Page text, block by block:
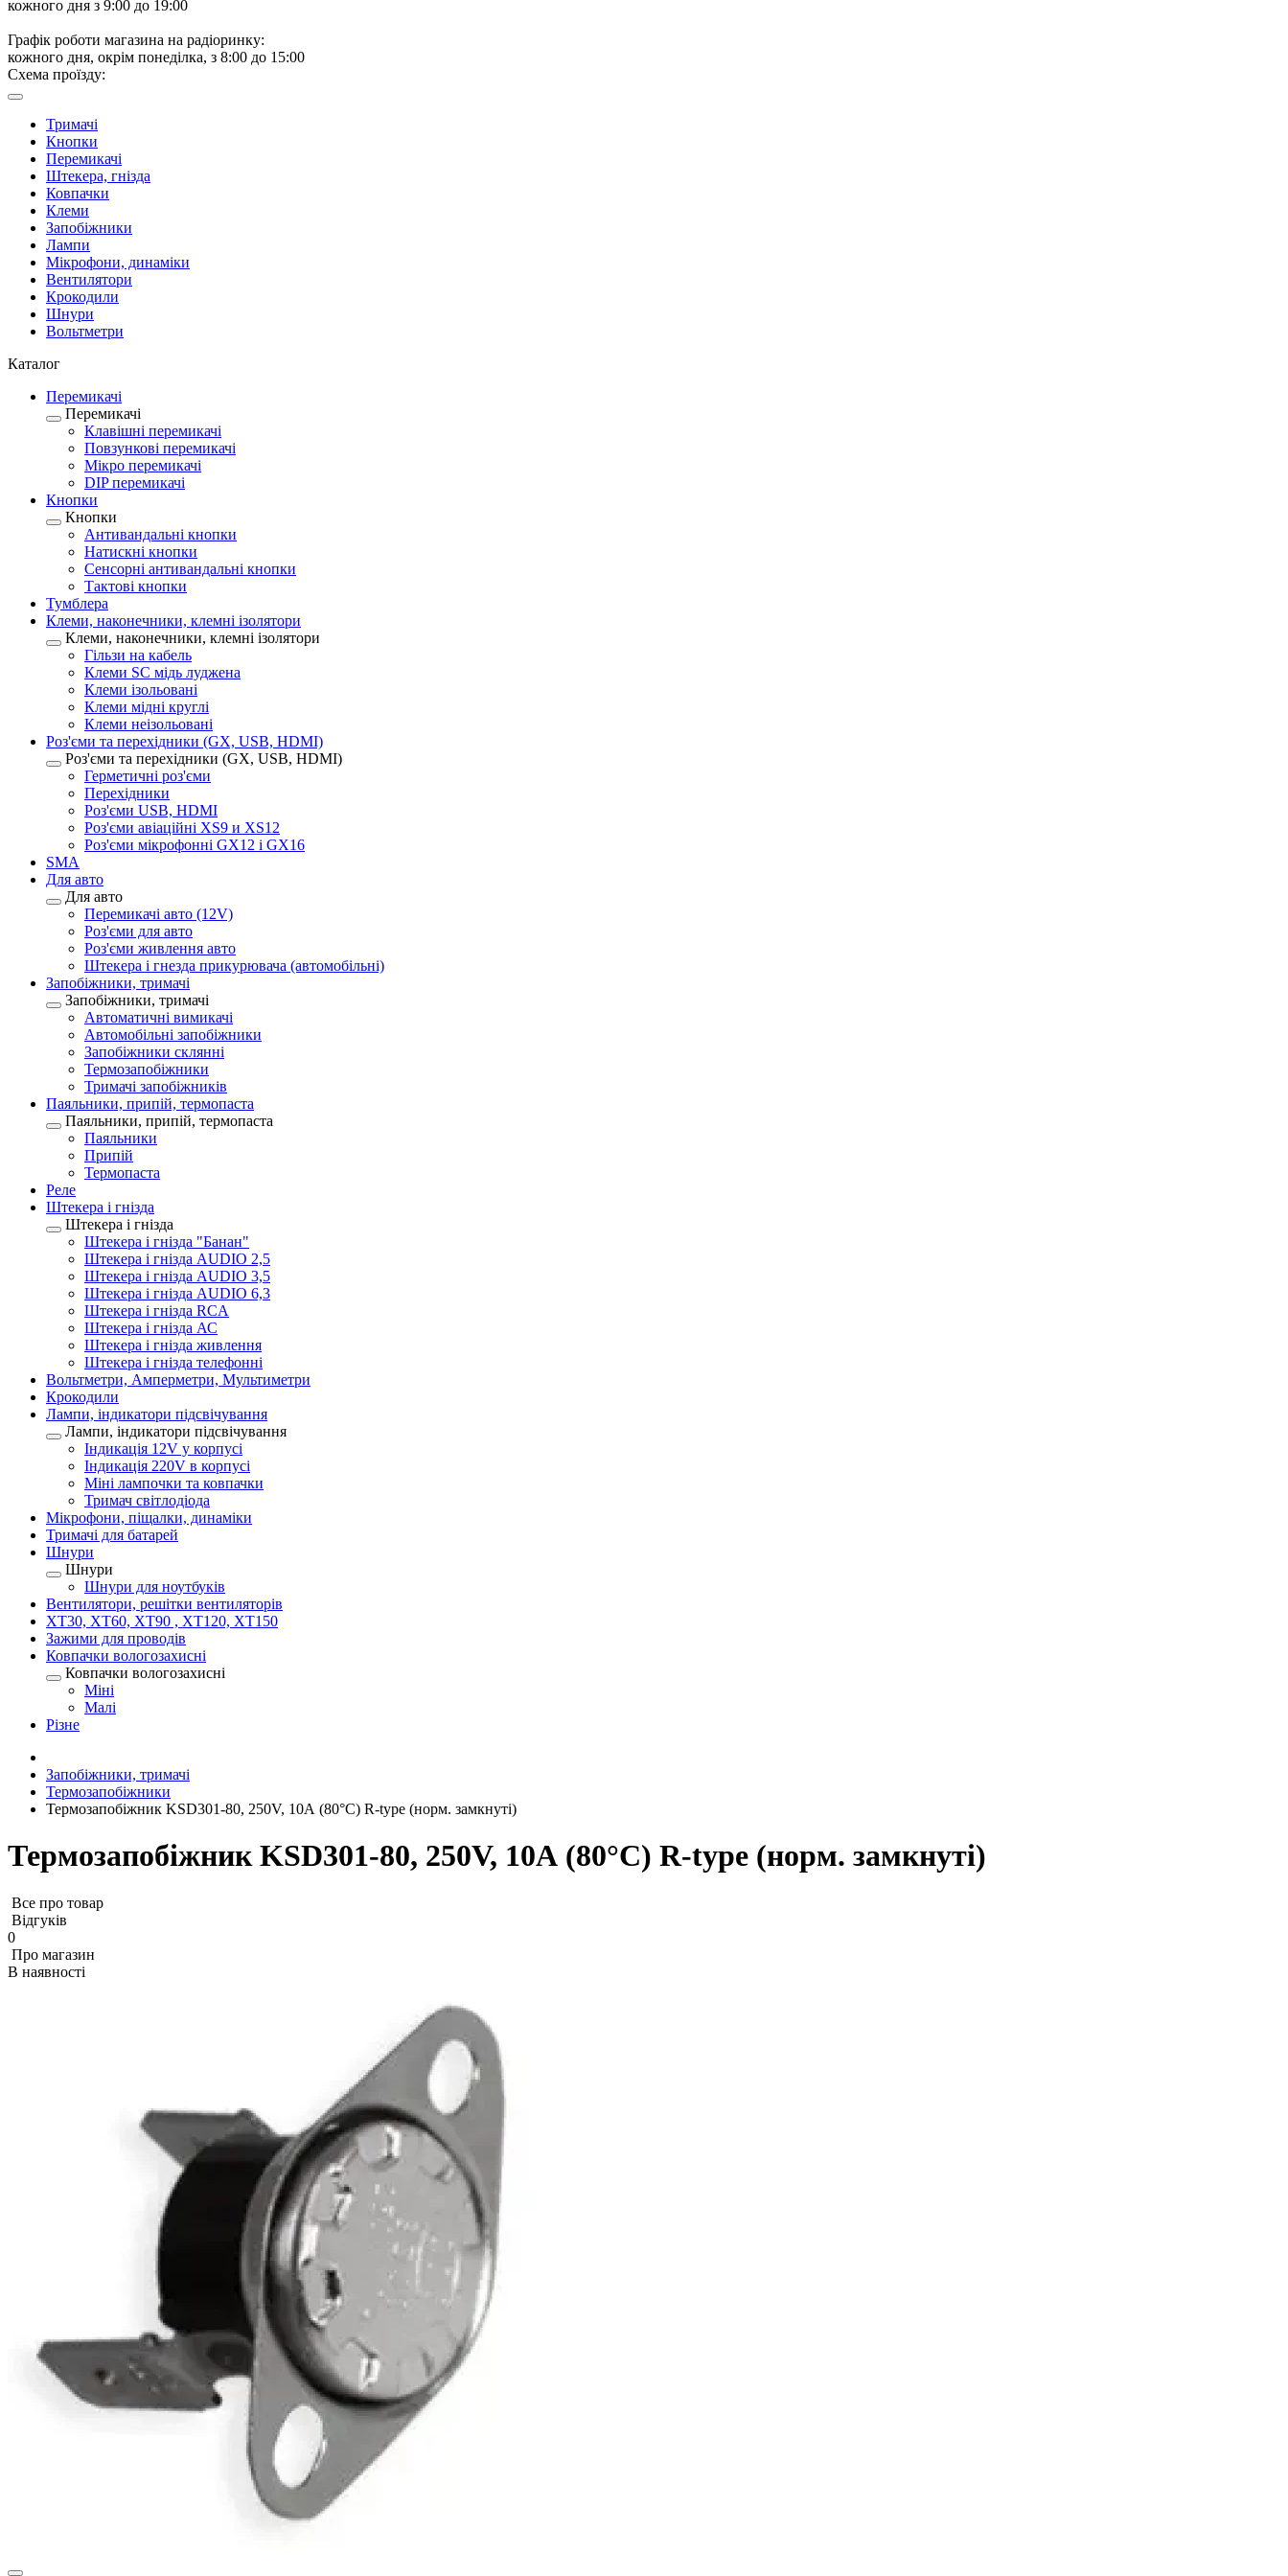
кожного дня з 9:00 до 19:00
Графік роботи магазина на радіоринку:
кожного дня, окрім понеділка, з 8:00 до 15:00
Схема проїзду:
Тримачі
Кнопки
Перемикачі
Штекера, гнізда
Ковпачки
Клеми
Запобіжники
Лампи
Мікрофони, динаміки
Вентилятори
Крокодили
Шнури
Вольтметри
Каталог
Перемикачі
Перемикачі
Клавішні перемикачі
Повзункові перемикачі
Мікро перемикачі
DIP перемикачі
Кнопки
Кнопки
Антивандальні кнопки
Натискні кнопки
Сенсорні антивандальні кнопки
Тактові кнопки
Тумблера
Клеми, наконечники, клемні ізолятори
Клеми, наконечники, клемні ізолятори
Гільзи на кабель
Клеми SC мідь луджена
Клеми ізольовані
Клеми мідні круглі
Клеми неізольовані
Роз'єми та перехідники (GX, USB, HDMI)
Роз'єми та перехідники (GX, USB, HDMI)
Герметичні роз'єми
Перехідники
Роз'єми USB, HDMI
Роз'єми авіаційні XS9 и XS12
Роз'єми мікрофонні GX12 і GX16
SMA
Для авто
Для авто
Перемикачі авто (12V)
Роз'єми для авто
Роз'єми живлення авто
Штекера і гнезда прикурювача (автомобільні)
Запобіжники, тримачі
Запобіжники, тримачі
Автоматичні вимикачі
Автомобільні запобіжники
Запобіжники склянні
Термозапобіжники
Тримачі запобіжників
Паяльники, припій, термопаста
Паяльники, припій, термопаста
Паяльники
Припій
Термопаста
Реле
Штекера і гнізда
Штекера і гнізда
Штекера і гнізда "Банан"
Штекера і гнізда AUDIO 2,5
Штекера і гнізда AUDIO 3,5
Штекера і гнізда AUDIO 6,3
Штекера і гнізда RCA
Штекера і гнізда АС
Штекера і гнізда живлення
Штекера і гнізда телефонні
Вольтметри, Амперметри, Мультиметри
Крокодили
Лампи, індикатори підсвічування
Лампи, індикатори підсвічування
Індикація 12V у корпусі
Індикація 220V в корпусі
Міні лампочки та ковпачки
Тримач світлодіода
Мікрофони, піщалки, динаміки
Тримачі для батарей
Шнури
Шнури
Шнури для ноутбуків
Вентилятори, решітки вентиляторів
XT30, XT60, XT90 , XT120, XT150
Зажими для проводів
Ковпачки вологозахисні
Ковпачки вологозахисні
Міні
Малі
Різне
Запобіжники, тримачі
Термозапобіжники
Термозапобіжник KSD301-80, 250V, 10А (80°C) R-type (норм. замкнуті)
Термозапобіжник KSD301-80, 250V, 10А (80°C) R-type (норм. замкнуті)
Все про товар
Відгуків
0
Про магазин
В наявності